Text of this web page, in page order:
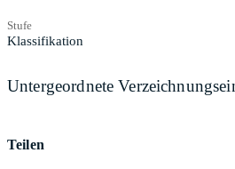
Stufe
Klassifikation
Untergeordnete
Teilen